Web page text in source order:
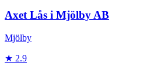
Axet Lås i Mjölby AB
Mjölby
★ 2.9